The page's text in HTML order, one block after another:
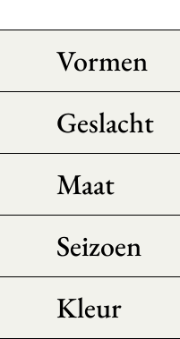
Vormen
Geslacht
Maat
Seizoen
Kleur